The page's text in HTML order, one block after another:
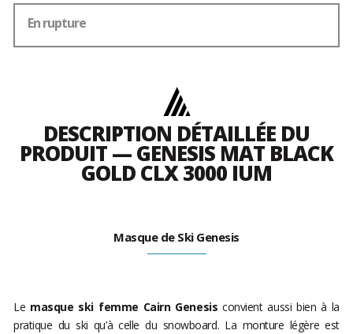
En rupture
DESCRIPTION DÉTAILLÉE DU
PRODUIT — GENESIS MAT BLACK
GOLD CLX 3000 IUM
Masque de Ski Genesis
Le masque ski femme Cairn Genesis convient aussi bien à la
pratique du ski qu’à celle du snowboard. La monture légère est